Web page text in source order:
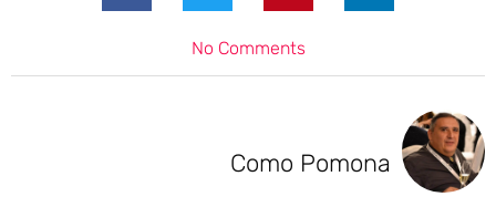
No Comments
Como Pomona